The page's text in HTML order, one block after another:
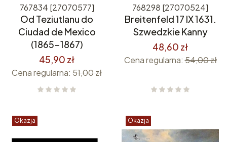
767834 [27070577]
Od Teziutlanu do
Ciudad de Mexico
(1865-1867)
45,90 zł
Cena regularna: 51,00 zł
768298 [27070524]
Breitenfeld 17 IX 1631.
Szwedzkie Kanny
48,60 zł
Cena regularna: 54,00 zł
Okazja Okazja